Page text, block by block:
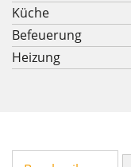
Küche
Befeuerung
Heizung